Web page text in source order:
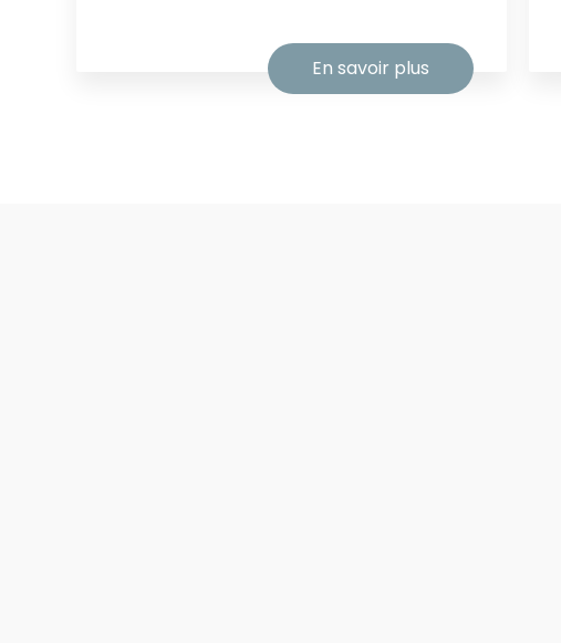
En savoir plus